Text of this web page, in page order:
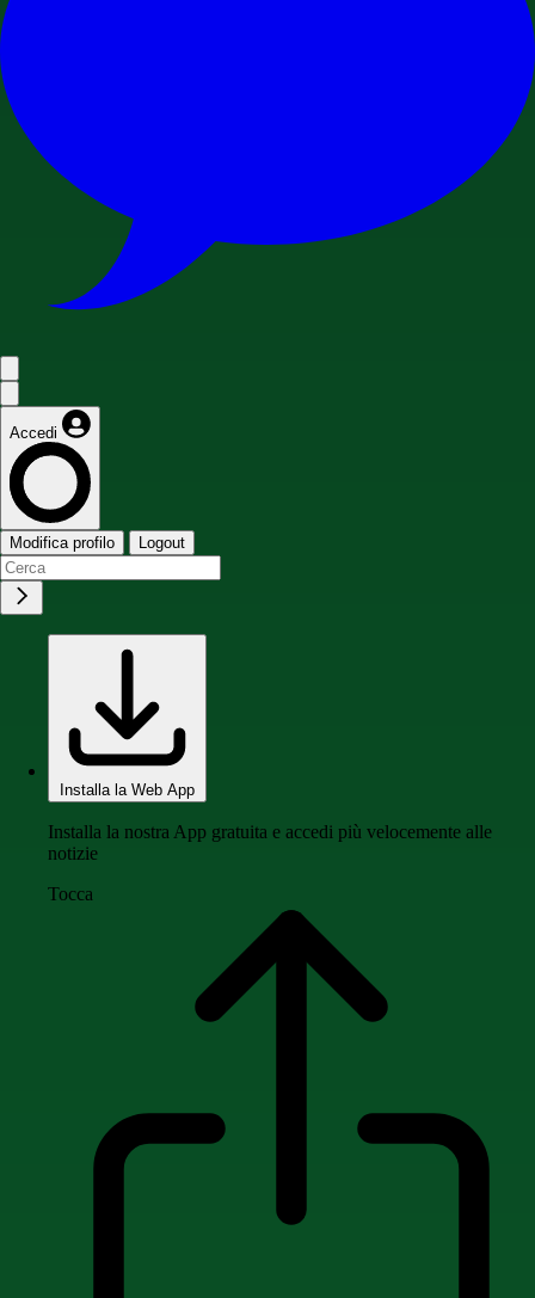
Accedi
Modifica profilo Logout
Installa la Web App
Installa la nostra App gratuita e accedi più velocemente alle
notizie
Tocca